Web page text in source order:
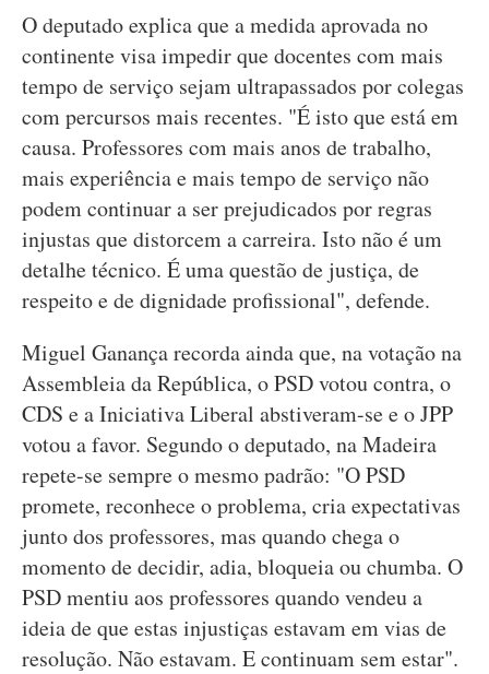
O deputado explica que a medida aprovada no
continente visa impedir que docentes com mais
tempo de serviço sejam ultrapassados por colegas
com percursos mais recentes. "É isto que está em
causa. Professores com mais anos de trabalho,
mais experiência e mais tempo de serviço não
podem continuar a ser prejudicados por regras
injustas que distorcem a carreira. Isto não é um
detalhe técnico. É uma questão de justiça, de
respeito e de dignidade profissional", defende.
Miguel Ganança recorda ainda que, na votação na
Assembleia da República, o PSD votou contra, o
CDS e a Iniciativa Liberal abstiveram-se e o JPP
votou a favor. Segundo o deputado, na Madeira
repete-se sempre o mesmo padrão: "O PSD
promete, reconhece o problema, cria expectativas
junto dos professores, mas quando chega o
momento de decidir, adia, bloqueia ou chumba. O
PSD mentiu aos professores quando vendeu a
ideia de que estas injustiças estavam em vias de
resolução. Não estavam. E continuam sem estar".